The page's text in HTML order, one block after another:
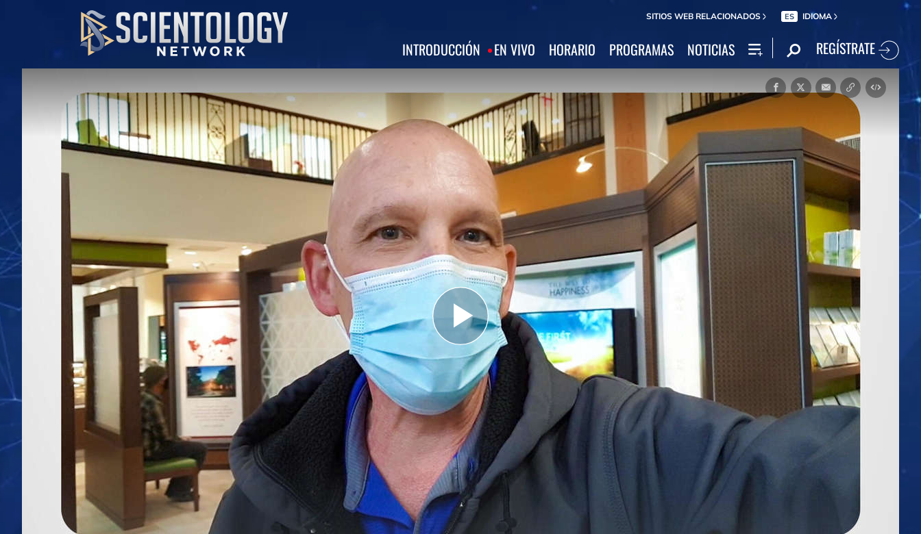
SITIOS WEB RELACIONADOS ES IDIOMA
INTRODUCCIÓN EN VIVO HORARIO PROGRAMAS NOTICIAS REGÍSTRATE
Play
Video